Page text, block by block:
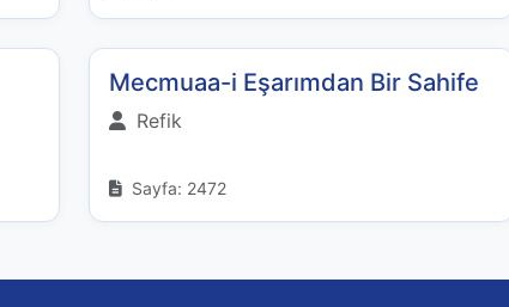
Mecmuaa-i Eşarımdan Bir Sahife
Refik
Sayfa: 2472